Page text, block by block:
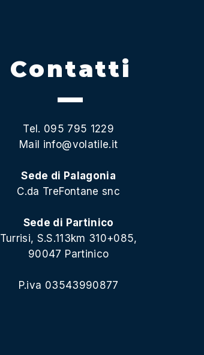
Contatti
Tel. 095 795 1229
Mail info@volatile.it
Sede di Palagonia
C.da TreFontane snc
Sede di Partinico
Turrisi, S.S.113km 310+085,
90047 Partinico
P.iva 03543990877